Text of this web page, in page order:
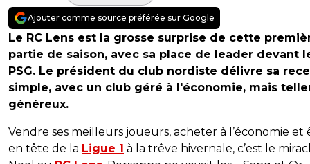
Ajouter comme source préférée sur Google
Le RC Lens est la grosse surprise de cette
partie de saison, avec sa place de leader devant
PSG. Le président du club nordiste délivre sa
simple, avec un club géré à l'économie, mais
généreux.
Vendre ses meilleurs joueurs, acheter à l’économie et
en tête de la Ligue 1 à la trêve hivernale, c’est le